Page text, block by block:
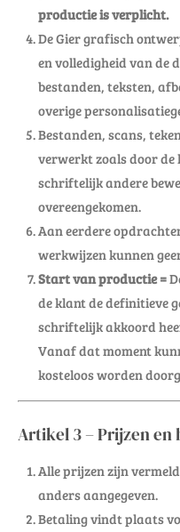
productie is verplicht.
De Gier grafisch
en volledigheid van de
bestanden, teksten,
overige
Bestanden, scans,
verwerkt zoals door
schriftelijk andere
overeengekomen.
Aan eerdere
werkwijzen kunnen
Start van productie =
de klant de definitieve
schriftelijk akkoord
Vanaf dat moment
kosteloos worden
Artikel 3 – Prijzen en
Alle prijzen zijn
anders aangegeven.
Betaling vindt plaats